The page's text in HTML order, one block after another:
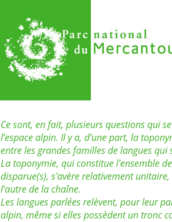
Ce sont, en fait, plusieurs questions qui
l’espace alpin. Il y a, d’une part, la
entre les grandes familles de langues qui
La toponymie, qui constitue l'ensemble
disparue(s), s'avère relativement
l’autre de la chaîne.
Les langues parlées relèvent, pour leur
alpin, même si elles possèdent un tronc